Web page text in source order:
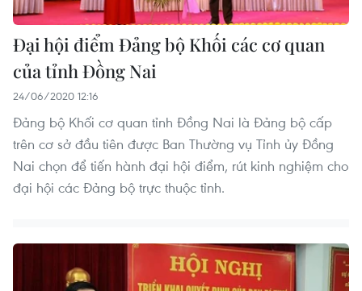
Đại hội điểm Đảng bộ Khối các cơ quan
của tỉnh Đồng Nai
24/06/2020 12:16
Đảng bộ Khối cơ quan tỉnh Đồng Nai là Đảng bộ cấp
trên cơ sở đầu tiên được Ban Thường vụ Tỉnh ủy Đồng
Nai chọn để tiến hành đại hội điểm, rút kinh nghiệm cho
đại hội các Đảng bộ trực thuộc tỉnh.